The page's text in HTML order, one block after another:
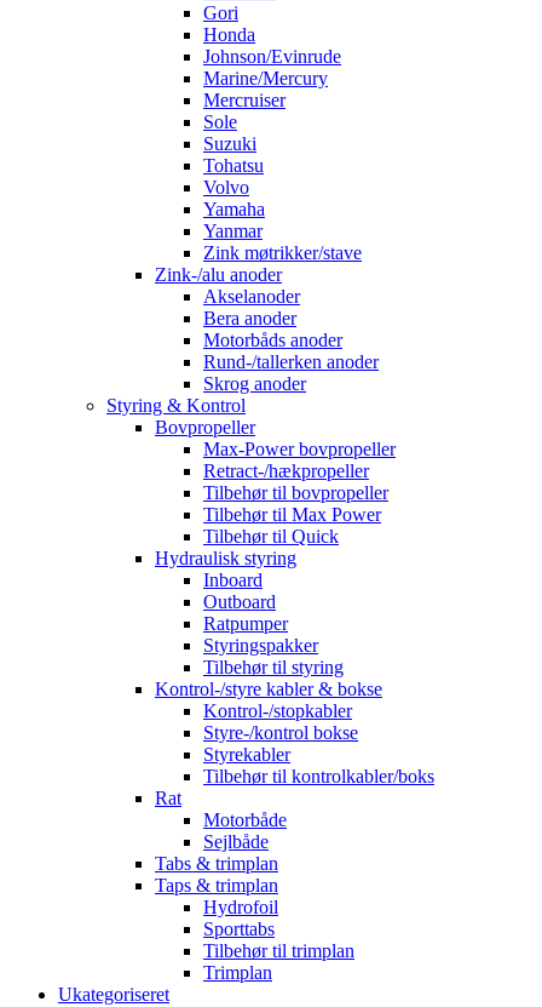
Gori
Honda
Johnson/Evinrude
Marine/Mercury
Mercruiser
Sole
Suzuki
Tohatsu
Volvo
Yamaha
Yanmar
Zink møtrikker/stave
Zink-/alu anoder
Akselanoder
Bera anoder
Motorbåds anoder
Rund-/tallerken anoder
Skrog anoder
Styring & Kontrol
Bovpropeller
Max-Power bovpropeller
Retract-/hækpropeller
Tilbehør til bovpropeller
Tilbehør til Max Power
Tilbehør til Quick
Hydraulisk styring
Inboard
Outboard
Ratpumper
Styringspakker
Tilbehør til styring
Kontrol-/styre kabler & bokse
Kontrol-/stopkabler
Styre-/kontrol bokse
Styrekabler
Tilbehør til kontrolkabler/boks
Rat
Motorbåde
Sejlbåde
Tabs & trimplan
Taps & trimplan
Hydrofoil
Sporttabs
Tilbehør til trimplan
Trimplan
Ukategoriseret